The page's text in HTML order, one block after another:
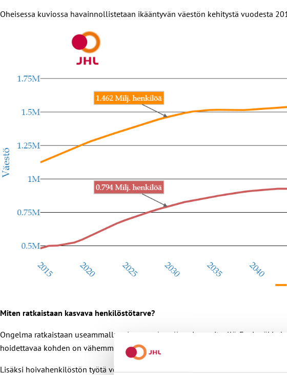
Oheisessa kuviossa havainnollistetaan ikääntyvän väestön kehitystä vuodesta
Miten ratkaistaan kasvava henkilöstötarve?
Ongelma ratkaistaan useammalla toistaan tukevalla toimenpiteellä. Ensinnäkin
hoidettavaa kohden on vähemmän hoidettavia. Tähän ongelmaan 0,7
Lisäksi hoivahenkilöstön työtä voidaan järkeistää lisäämällä hoiva-avustajien